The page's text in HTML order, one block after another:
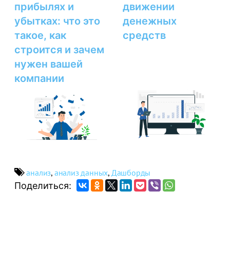
прибылях и
убытках: что это
такое, как
строится и зачем
нужен вашей
компании
движении
денежных
средств
анализ, анализ данных, Дашборды
Поделиться: